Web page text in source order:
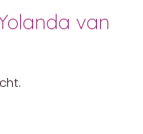
van
met Yolanda van